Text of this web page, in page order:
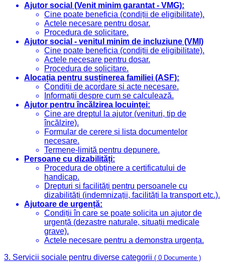
Ajutor social (Venit minim garantat - VMG):
Cine poate beneficia (condiții de eligibilitate).
Actele necesare pentru dosar.
Procedura de solicitare.
Ajutor social - venitul minim de incluziune (VMI)
Cine poate beneficia (condiții de eligibilitate).
Actele necesare pentru dosar.
Procedura de solicitare.
Alocația pentru susținerea familiei (ASF):
Condiții de acordare și acte necesare.
Informații despre cum se calculează.
Ajutor pentru încălzirea locuinței:
Cine are dreptul la ajutor (venituri, tip de
încălzire).
Formular de cerere și lista documentelor
necesare.
Termene-limită pentru depunere.
Persoane cu dizabilități:
Procedura de obținere a certificatului de
handicap.
Drepturi și facilități pentru persoanele cu
dizabilități (indemnizații, facilități la transport etc.).
Ajutoare de urgență:
Condiții în care se poate solicita un ajutor de
urgență (dezastre naturale, situații medicale
grave).
Actele necesare pentru a demonstra urgența.
3. Servicii sociale pentru diverse categorii ( 0 Documente )